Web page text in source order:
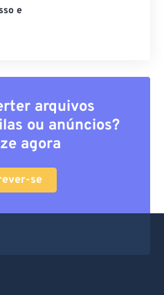
e
arquivos
ou anúncios?
agora
se